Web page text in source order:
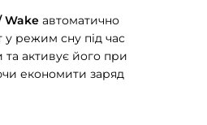
Wake автоматично
режим сну під час
та активує його при
економити заряд